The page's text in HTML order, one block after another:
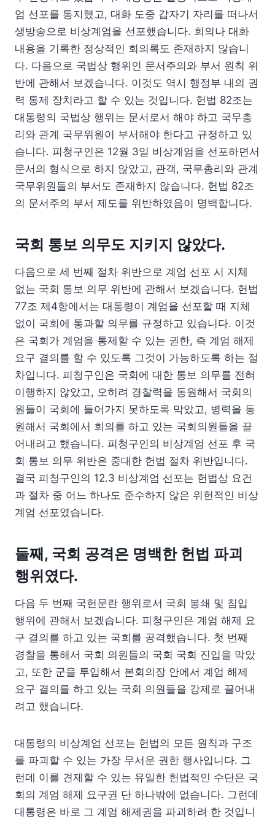
엄 선포를 통지했고, 대화 도중 갑자기 자리를 떠나서
생방송으로 비상계엄을 선포했습니다. 회의나 대화
내용을 기록한 정상적인 회의록도 존재하지 않습니
다. 다음으로 국법상 행위인 문서주의와 부서 원칙 위
반에 관해서 보겠습니다. 이것도 역시 행정부 내의 권
력 통제 장치라고 할 수 있는 것입니다. 헌법 82조는
대통령의 국법상 행위는 문서로서 해야 하고 국무총
리와 관계 국무위원이 부서해야 한다고 규정하고 있
습니다. 피청구인은 12월 3일 비상계엄을 선포하면서
문서의 형식으로 하지 않았고, 관객, 국무총리와 관계
국무위원들의 부서도 존재하지 않습니다. 헌법 82조
의 문서주의 부서 제도를 위반하였음이 명백합니다.
국회 통보 의무도 지키지 않았다.
다음으로 세 번째 절차 위반으로 계엄 선포 시 지체
없는 국회 통보 의무 위반에 관해서 보겠습니다. 헌법
77조 제4항에서는 대통령이 계엄을 선포할 때 지체
없이 국회에 통과할 의무를 규정하고 있습니다. 이것
은 국회가 계엄을 통제할 수 있는 권한, 즉 계엄 해제
요구 결의를 할 수 있도록 그것이 가능하도록 하는 절
차입니다. 피청구인은 국회에 대한 통보 의무를 전혀
이행하지 않았고, 오히려 경찰력을 동원해서 국회의
원들이 국회에 들어가지 못하도록 막았고, 병력을 동
원해서 국회에서 회의를 하고 있는 국회의원들을 끌
어내려고 했습니다. 피청구인의 비상계엄 선포 후 국
회 통보 의무 위반은 중대한 헌법 절차 위반입니다.
결국 피청구인의 12.3 비상계엄 선포는 헌법상 요건
과 절차 중 어느 하나도 준수하지 않은 위헌적인 비상
계엄 선포였습니다.
둘째, 국회 공격은 명백한 헌법 파괴
행위였다.
다음 두 번째 국헌문란 행위로서 국회 봉쇄 및 침입
행위에 관해서 보겠습니다. 피청구인은 계엄 해제 요
구 결의를 하고 있는 국회를 공격했습니다. 첫 번째
경찰을 통해서 국회 의원들의 국회 국회 진입을 막았
고, 또한 군을 투입해서 본회의장 안에서 계엄 해제
요구 결의를 하고 있는 국회 의원들을 강제로 끌어내
려고 했습니다.
대통령의 비상계엄 선포는 헌법의 모든 원칙과 구조
를 파괴할 수 있는 가장 무서운 권한 행사입니다. 그
런데 이를 견제할 수 있는 유일한 헌법적인 수단은 국
회의 계엄 해제 요구권 단 하나밖에 없습니다. 그런데
대통령은 바로 그 계엄 해제권을 파괴하려 한 것입니